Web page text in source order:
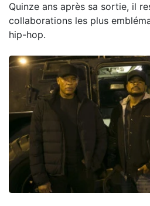
Quinze ans après sa sortie, il
collaborations les plus
hip-hop.